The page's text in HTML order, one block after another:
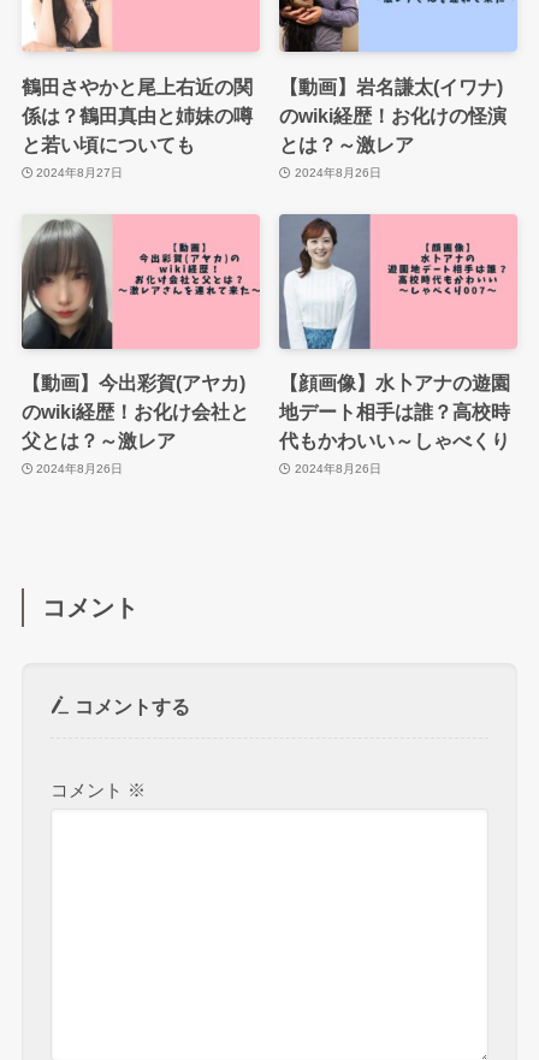
鶴田さやかと尾上右近の関
係は？鶴田真由と姉妹の噂
と若い頃についても
2024年8月27日
【動画】岩名謙太(イワナ)
のwiki経歴！お化けの怪演
とは？～激レア
2024年8月26日
【動画】今出彩賀(アヤカ)
のwiki経歴！お化け会社と
父とは？～激レア
2024年8月26日
【顔画像】水卜アナの遊園
地デート相手は誰？高校時
代もかわいい～しゃべくり
2024年8月26日
コメント
コメントする
コメント ※